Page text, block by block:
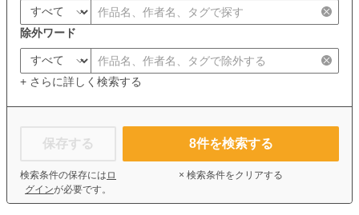
除外ワード
+ さらに詳しく検索する
保存する
検索条件の保存には ロ
グインが必要です。
8件を検索する
× 検索条件をクリアする